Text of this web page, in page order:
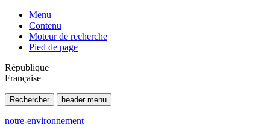
Menu
Contenu
Moteur de recherche
Pied de page
République
Française
Rechercher header menu
notre-environnement